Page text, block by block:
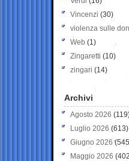
Vincenzi (30)
violenza sulle
Web (1)
Zingaretti (10)
zingari (14)
Archivi
Agosto 2026
Luglio 2026 (613)
Giugno 2026
Maggio 2026